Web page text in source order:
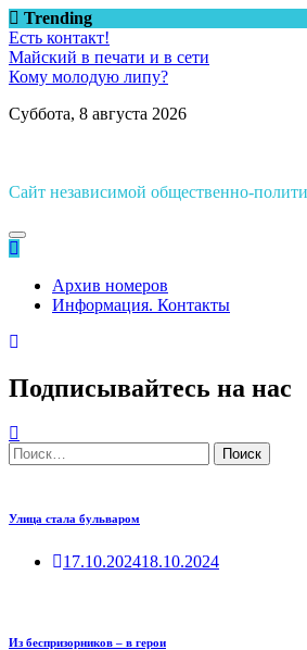
Перейти
к
содержимому
Trending
Есть контакт!
Майский в печати и в сети
Кому молодую липу?
Суббота, 8 августа 2026
Сайт независимой общественно-
Архив номеров
Информация. Контакты
Подписывайтесь на нас
Найти:
Улица стала бульваром
17.10.202418.10.2024
Из беспризорников – в герои